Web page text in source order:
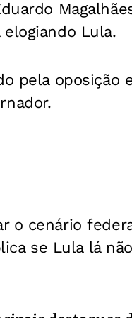
Lula.
pela oposição
o cenário
se Lula lá